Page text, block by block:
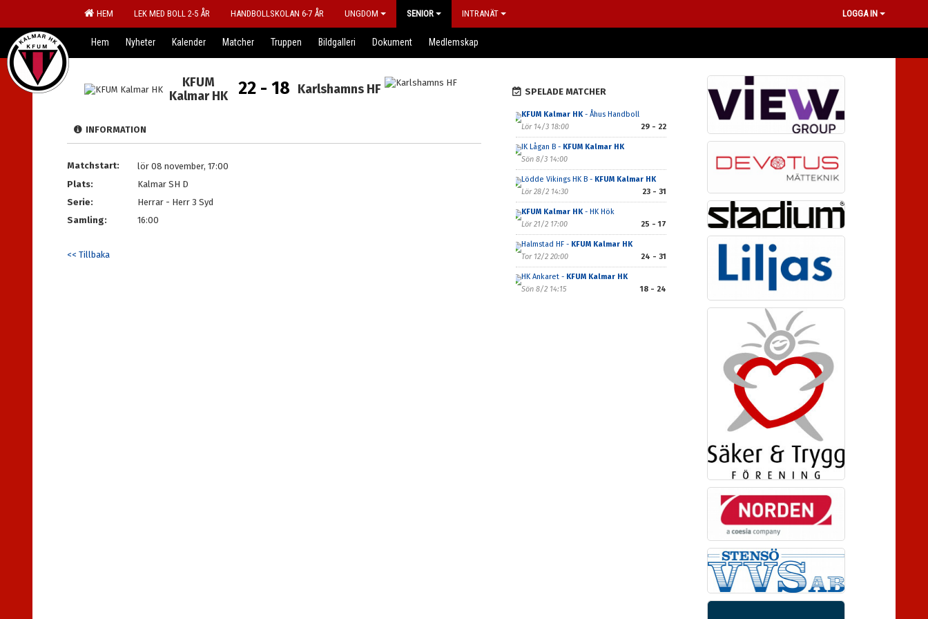
HEM LEK MED BOLL 2-5 ÅR HANDBOLLSKOLAN 6-7 ÅR UNGDOM SENIOR INTRANÄT LOGGA IN
Hem Nyheter Kalender Matcher Truppen Bildgalleri Dokument Medlemskap
KFUM
Kalmar HK
22 - 18 Karlshamns HF
INFORMATION
Matchstart:
lör 08 november, 17:00
Plats:
Kalmar SH D
Serie:
Herrar - Herr 3 Syd
Samling:
16:00
<< Tillbaka
SPELADE MATCHER
KFUM Kalmar HK- Åhus Handboll
Lör 14/3 18:00
29 - 22
IK Lågan B - KFUM Kalmar HK
Sön 8/3 14:00
Lödde Vikings HK B - KFUM Kalmar HK
Lör 28/2 14:30
23 - 31
KFUM Kalmar HK- HK Hök
Lör 21/2 17:00
25 - 17
Halmstad HF - KFUM Kalmar HK
Tor 12/2 20:00
24 - 31
HK Ankaret - KFUM Kalmar HK
Sön 8/2 14:15
18 - 24